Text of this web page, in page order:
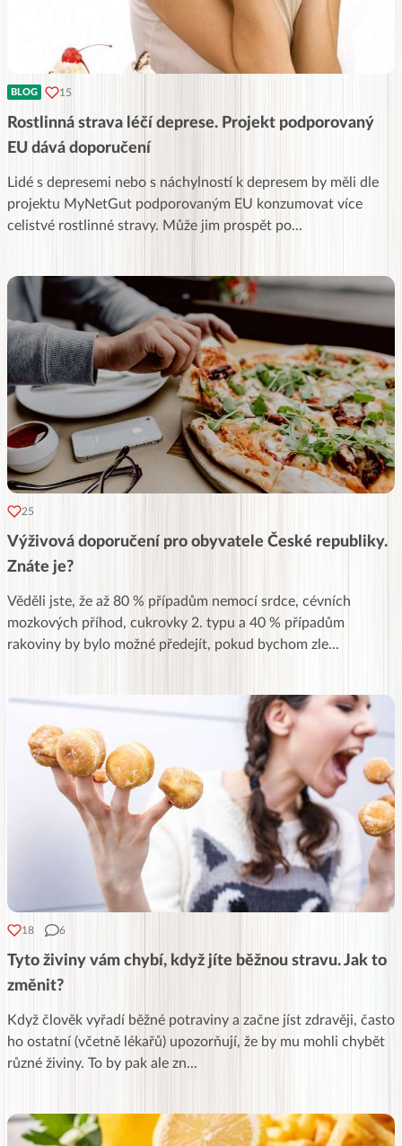
BLOG 15
Rostlinná strava léčí deprese. Projekt podporovaný
EU dává doporučení
Lidé s depresemi nebo s náchylností k depresem by měli dle
projektu MyNetGut podporovaným EU konzumovat více
celistvé rostlinné stravy. Může jim prospět po...
25
Výživová doporučení pro obyvatele České republiky.
Znáte je?
Věděli jste, že až 80 % případům nemocí srdce, cévních
mozkových příhod, cukrovky 2. typu a 40 % případům
rakoviny by bylo možné předejít, pokud bychom zle...
18 6
Tyto živiny vám chybí, když jíte běžnou stravu. Jak to
změnit?
Když člověk vyřadí běžné potraviny a začne jíst zdravěji, často
ho ostatní (včetně lékařů) upozorňují, že by mu mohli chybět
různé živiny. To by pak ale zn...